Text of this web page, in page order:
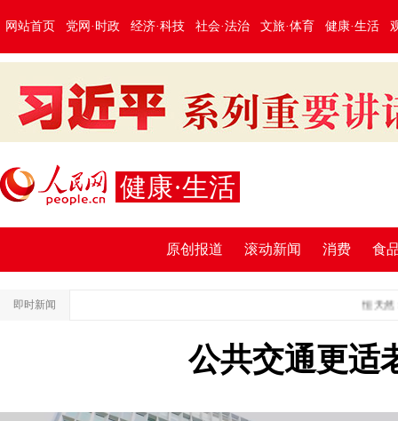
网站首页 党网·时政 经济·科技 社会·法治 文旅·体育 健康·生活
健康·生活
原创报道 滚动新闻 消费 食
即时新闻 恒天然：
公共交通更适